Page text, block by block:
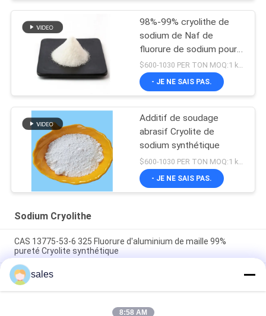
98%-99% cryolithe de
sodium de Naf de
fluorure de sodium pour
l'électrolyse en aluminium$600-1030 PER TON MOQ:1 kg ou plus
- JE NE SAIS PAS.
Additif de soudage
abrasif Cryolite de
sodium synthétique
$600-1030 PER TON MOQ:1 kg ou plus
- JE NE SAIS PAS.
Sodium Cryolithe
CAS 13775-53-6 325 Fluorure d'aluminium de maille 99%
pureté Cryolite synthétique
Plus de catégorie 1000 industrielle de Mesh Sodium Cryolite
CAS 13775-53-6
Poids moléculaire 209,94 Cryolite de sodium Composé
sales
8:58 AM